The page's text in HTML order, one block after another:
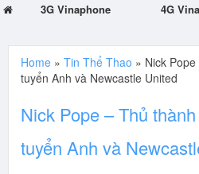
3G Vinaphone 4G
Home » Tin Thể Thao » Nick
tuyển Anh và Newcastle United
Nick Pope – Thủ
tuyển Anh và